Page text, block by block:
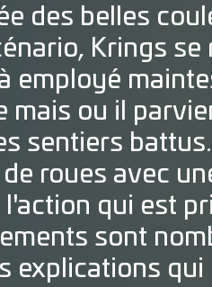
des belles
Krings
employé
mais ou il
sentiers
roues avec
qui est
sont
explications